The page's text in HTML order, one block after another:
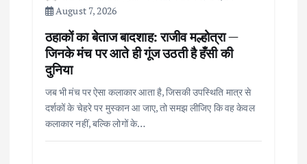
August 7, 2026
ठहाकों का बेताज बादशाह: राजीव मल्होत्रा —
जिनके मंच पर आते ही गूंज उठती है हँसी की
दुनिया
जब भी मंच पर ऐसा कलाकार आता है, जिसकी उपस्थिति मात्र से
दर्शकों के चेहरे पर मुस्कान आ जाए, तो समझ लीजिए कि वह केवल
कलाकार नहीं, बल्कि लोगों के…